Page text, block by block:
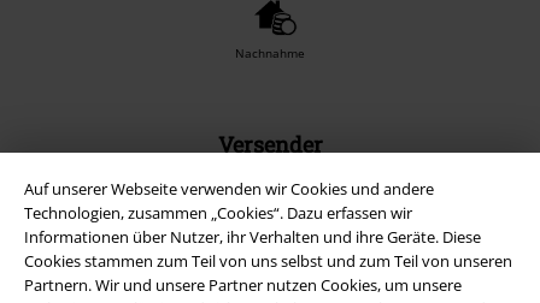
Auf unserer Webseite verwenden wir Cookies und andere
Technologien, zusammen „Cookies“. Dazu erfassen wir
Informationen über Nutzer, ihr Verhalten und ihre Geräte. Diese
Cookies stammen zum Teil von uns selbst und zum Teil von unseren
Partnern. Wir und unsere Partner nutzen Cookies, um unsere
Nachnahme
Versender